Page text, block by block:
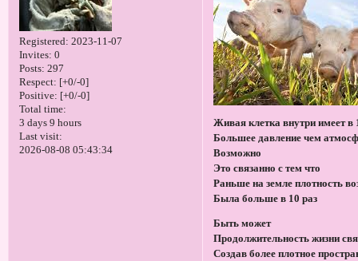
Registered: 2023-11-07
Invites: 0
Posts: 297
Respect: [+0/-0]
Positive: [+0/-0]
Total time:
3 days 9 hours
Last visit:
2026-08-08 05:43:34
Живая клетка внутри имеет в
Большее давление чем
Возможно
Это связанно с тем что
Раньше на земле плотность
Была больше в 10 раз
Быть может
Продолжительность жизни
Создав более плотное